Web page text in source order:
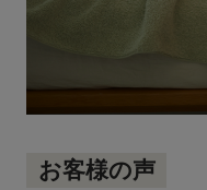
お客様の声